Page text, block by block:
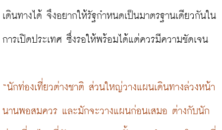
เดินทางได้ จึงอยากให้รัฐกำหนดเป็นมาตรฐานเดียวกันใน
การเปิดประเทศ ซึ่งรอให้พร้อมได้แต่ควรมีความชัดเจน
“นักท่องเที่ยวต่างชาติ ส่วนใหญ่วางแผนเดินทางล่วงหน้า
นานพอสมควร และมักจะวางแผนก่อนเสมอ ต่างกับนัก